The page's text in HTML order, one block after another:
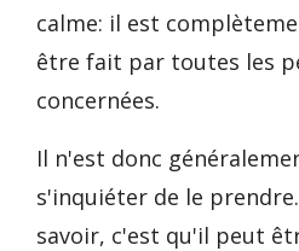
calme: il est
être fait par toutes les
concernées.
Il n'est donc
s'inquiéter de le
savoir, c'est qu'il peut